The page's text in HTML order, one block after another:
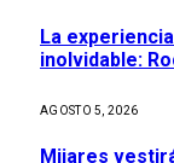
La
inolvidable:
AGOSTO 5, 2026
Mijares